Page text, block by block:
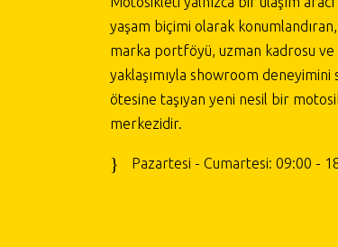
yaşam biçimi olarak
marka portföyü, uzman kadrosu ve
yaklaşımıyla showroom deneyimini
ötesine taşıyan yeni nesil bir
merkezidir.
Pazartesi - Cumartesi: 09:00 -